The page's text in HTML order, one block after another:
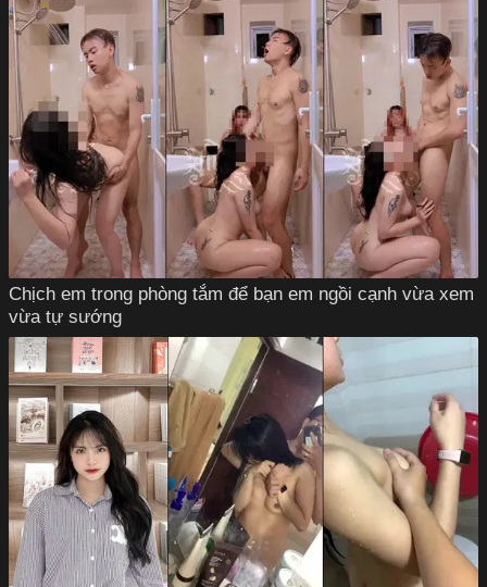
Chịch em trong phòng tắm để bạn em ngồi cạnh vừa xem
vừa tự sướng